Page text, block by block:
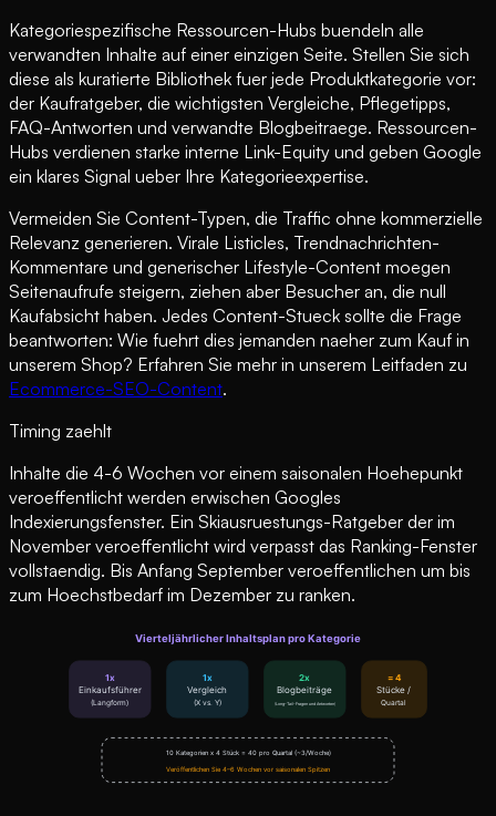
Kategoriespezifische Ressourcen-Hubs buendeln alle
verwandten Inhalte auf einer einzigen Seite. Stellen Sie sich
diese als kuratierte Bibliothek fuer jede Produktkategorie vor:
der Kaufratgeber, die wichtigsten Vergleiche, Pflegetipps,
FAQ-Antworten und verwandte Blogbeitraege. Ressourcen-
Hubs verdienen starke interne Link-Equity und geben Google
ein klares Signal ueber Ihre Kategorieexpertise.
Vermeiden Sie Content-Typen, die Traffic ohne kommerzielle
Relevanz generieren. Virale Listicles, Trendnachrichten-
Kommentare und generischer Lifestyle-Content moegen
Seitenaufrufe steigern, ziehen aber Besucher an, die null
Kaufabsicht haben. Jedes Content-Stueck sollte die Frage
beantworten: Wie fuehrt dies jemanden naeher zum Kauf in
unserem Shop? Erfahren Sie mehr in unserem Leitfaden zu
Ecommerce-SEO-Content.
Timing zaehlt
Inhalte die 4-6 Wochen vor einem saisonalen Hoehepunkt
veroeffentlicht werden erwischen Googles
Indexierungsfenster. Ein Skiausruestungs-Ratgeber der im
November veroeffentlicht wird verpasst das Ranking-Fenster
vollstaendig. Bis Anfang September veroeffentlichen um bis
zum Hoechstbedarf im Dezember zu ranken.